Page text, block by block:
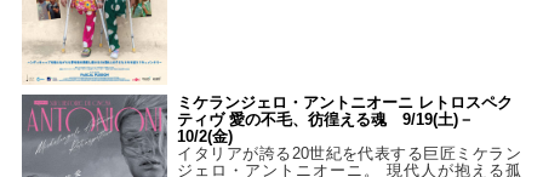
ミケランジェロ・アントニオーニ レトロスペク
ティヴ 愛の不毛、彷徨える魂 9/19(土)－
10/2(金)
イタリアが誇る20世紀を代表する巨匠ミケラン
ジェロ・アントニオーニ。 現代人が抱える孤